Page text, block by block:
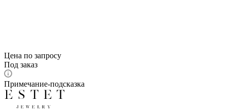
Цена по запросу
Под заказ
Примечание-подсказка